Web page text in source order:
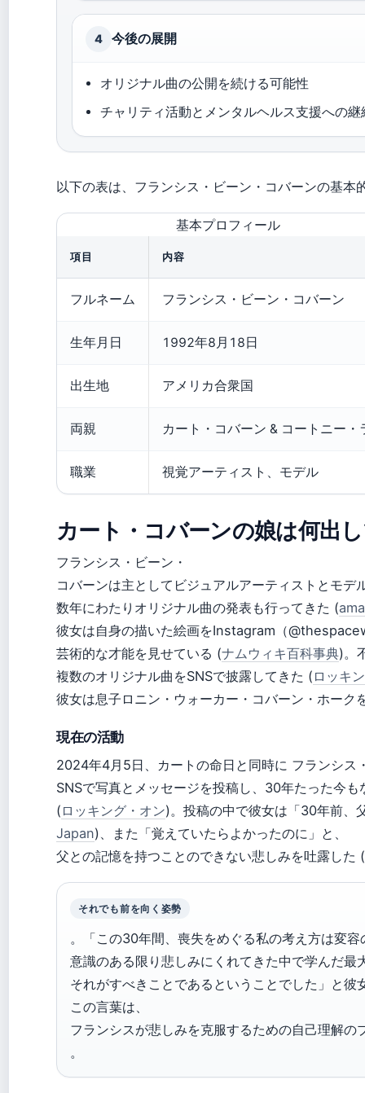
4 今後の展開
オリジナル曲の公開を続ける可能性
チャリティ活動とメンタルヘルス支援への継
以下の表は、フランシス・ビーン・コバーンの基
基本プロフィール
項目 内容
フルネーム フランシス・ビーン・コバーン
生年月日 1992年8月18日
出生地 アメリカ合衆国
両親 カート・コバーン & コートニー・
職業 視覚アーティスト、モデル
カート・コバーンの娘は何出
フランシス・ビーン・
コバーンは主としてビジュアルアーティストとモデ
数年にわたりオリジナル曲の発表も行ってきた (
彼女は自身の描いた絵画をInstagram（
芸術的な才能を見せている (ナムウィキ百科事典)。
複数のオリジナル曲をSNSで披露してきた ( ロッキ
彼女は息子ロニン・ウォーカー・コバーン・ホーク
現在の活動
2024年4月5日、カートの命日と同時に フランシス
SNSで写真とメッセージを投稿し、30年たった今
( ロッキング・オン)。投稿の中で彼女は「30年前、
Japan)、また「覚えていたらよかったのに」と、
父との記憶を持つことのできない悲しみを吐露した (
それでも前を向く姿勢
。「この30年間、喪失をめぐる私の考え方は変容
意識のある限り悲しみにくれてきた中で学んだ最
それがすべきことであるということでした」と
この言葉は、
フランシスが悲しみを克服するための自己理解
。